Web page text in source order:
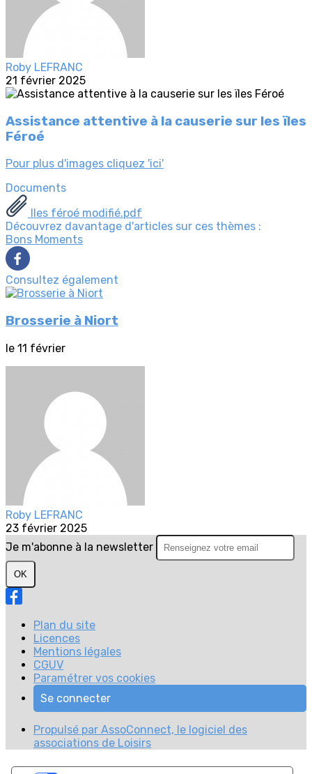
Roby LEFRANC
21 février 2025
Assistance attentive à la causerie sur les ïles
Féroé
Pour plus d'images cliquez 'ici'
Documents
Iles féroé modifié.pdf
Découvrez davantage d'articles sur ces thèmes :
Bons Moments
Consultez également
Brosserie à Niort
le 11 février
Roby LEFRANC
23 février 2025
Je m'abonne à la newsletter
OK
Plan du site
Licences
Mentions légales
CGUV
Paramétrer vos cookies
Se connecter
Propulsé par AssoConnect, le logiciel des
associations de Loisirs